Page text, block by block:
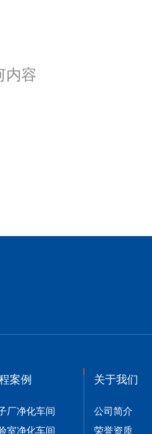
内容
案例
厂净化车间
室净化车间
关于我们
公司简介
荣誉资质